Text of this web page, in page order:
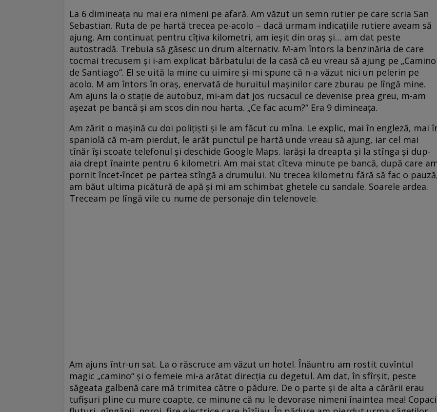
La 6 dimineața nu mai era nimeni pe afară. Am văzut un semn rutier pe care scria San
Sebastian. Ruta de pe hartă trecea pe-acolo – dacă urmam indicațiile rutiere aveam să
ajung. Am continuat pentru cîțiva kilometri, am ieșit din oraș și… am dat peste
autostradă. Trebuia să găsesc un drum alternativ. M-am întors la benzinăria de care
tocmai trecusem și i-am explicat bărbatului de la casă că eu vreau să ajung pe „Camino
de Santiago“. El se uită la mine cu uimire și-mi spune că n-a văzut nici un pelerin pe
acolo. M am întors în oraș, enervată de huruitul mașinilor care zburau pe lîngă mine.
Am ajuns la o stație de autobuz, mi-am dat jos rucsacul ce devenise prea greu, m-am
așezat pe bancă și am scos din nou harta. „Ce fac acum?“ Era 9 dimineața.
Am zărit o mașină cu doi polițiști și le am făcut cu mîna. Le explic, mai în engleză, mai
spaniolă că m-am pierdut, le arăt punctul pe hartă unde vreau să ajung, iar cel mai
tînăr își scoate telefonul și deschide Google Maps. Iarăși la dreapta și la stînga și dup-
aia drept înainte pentru 6 kilometri. Am mai stat cîteva minute pe bancă, după care
pornit încet-încet pe partea stîngă a drumului. Nu trecea kilometru fără să fac o
am băut ultima picătură de apă și mi am schimbat ghetele cu sandale. Soarele ardea.
Treceam pe lîngă vile cu nume de personaje din telenovele.
Am ajuns într-un sat. La o răscruce am văzut un hotel. Înăuntru am rostit cuvîntul
magic „camino“ și o femeie mi-a arătat direcția cu degetul. Am dat, în sfîrșit, peste
săgeata galbenă care mă trimitea către o pădure. De o parte și de alta a cărării erau
tufișuri pline cu mure coapte, ce minune că nu le devorase nimeni înaintea mea!